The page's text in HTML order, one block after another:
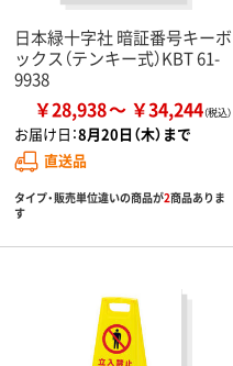
日本緑十字社 暗証番号キーボ
ックス（テンキー式）KBT 61-
9938
￥28,938 ￥34,244
お届け日：8月20日（木）まで
直送品
タイプ・販売単位違いの商品が2商品ありま
す